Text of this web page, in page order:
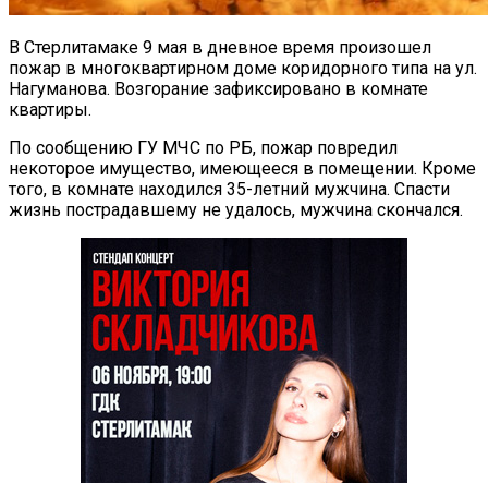
В Стерлитамаке 9 мая в дневное время произошел
пожар в многоквартирном доме коридорного типа на ул.
Нагуманова. Возгорание зафиксировано в комнате
квартиры.
По сообщению ГУ МЧС по РБ, пожар повредил
некоторое имущество, имеющееся в помещении. Кроме
того, в комнате находился 35-летний мужчина. Спасти
жизнь пострадавшему не удалось, мужчина скончался.